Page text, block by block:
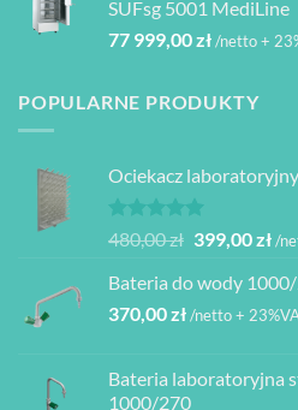
SUFsg 5001 MediLine
77 999,00zł/netto +
POPULARNE PRODUKTY
Ociekacz
Oceniono
na 5
480,00zł Pierwotna
wynosiła:
480,00 zł.
399,00zł /
Bateria do wody
370,00zł/netto +
Bateria laboratoryjna
1000/270